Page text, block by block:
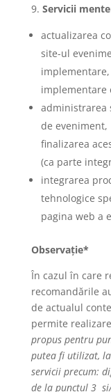
9. Servicii
actualizarea
site-ul
implementare
administrarea
de
finalizarea
(ca parte
integrarea
tehnologice
pagina web a
Observație*
În cazul în care
recomandările
de actualul
permite
propus pentru
putea fi utilizat,
servicii precum:
de la punctul 3